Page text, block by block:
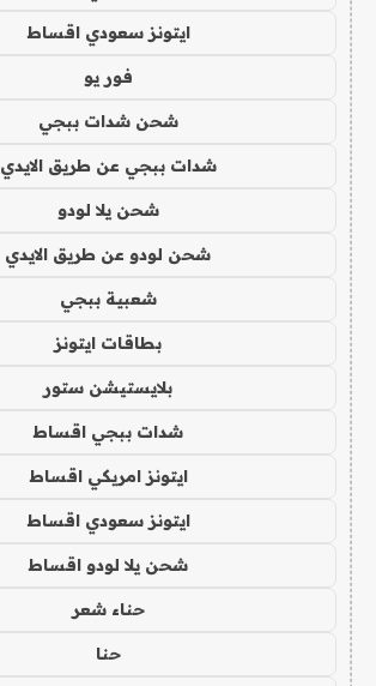
ايتونز سعودي اقساط
فور يو
شحن شدات ببجي
شدات ببجي عن طريق الايدي
شحن يلا لودو
شحن لودو عن طريق الايدي
شعبية ببجي
بطاقات ايتونز
بلايستيشن ستور
شدات ببجي اقساط
ايتونز امريكي اقساط
ايتونز سعودي اقساط
شحن يلا لودو اقساط
حناء شعر
حنا